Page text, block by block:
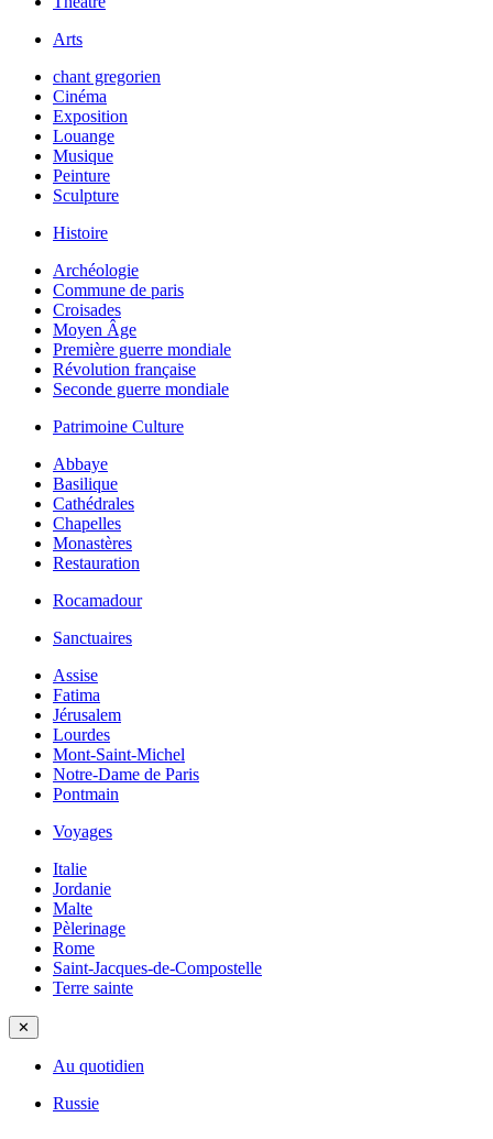
Arts
chant gregorien
Cinéma
Exposition
Louange
Musique
Peinture
Sculpture
Histoire
Archéologie
Commune de paris
Croisades
Moyen Âge
Première guerre mondiale
Révolution française
Seconde guerre mondiale
Patrimoine Culture
Abbaye
Basilique
Cathédrales
Chapelles
Monastères
Restauration
Rocamadour
Sanctuaires
Assise
Fatima
Jérusalem
Lourdes
Mont-Saint-Michel
Notre-Dame de Paris
Pontmain
Voyages
Italie
Jordanie
Malte
Pèlerinage
Rome
Saint-Jacques-de-Compostelle
Terre sainte
✕
Au quotidien
Russie